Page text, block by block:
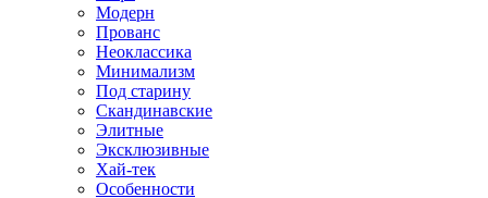
Модерн
Прованс
Неоклассика
Минимализм
Под старину
Скандинавские
Элитные
Эксклюзивные
Хай-тек
Особенности